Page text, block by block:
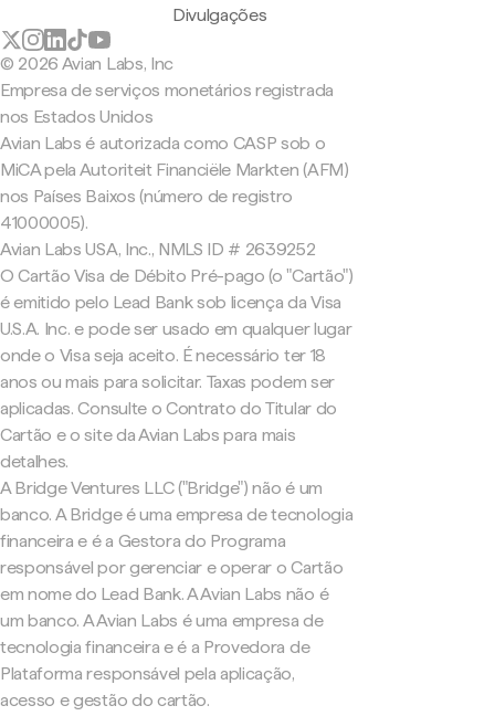
Divulgações
© 2026 Avian Labs, Inc
Empresa de serviços monetários registrada
nos Estados Unidos
Avian Labs é autorizada como CASP sob o
MiCA pela Autoriteit Financiële Markten (AFM)
nos Países Baixos (número de registro
41000005).
Avian Labs USA, Inc., NMLS ID # 2639252
O Cartão Visa de Débito Pré-pago (o "Cartão")
é emitido pelo Lead Bank sob licença da Visa
U.S.A. Inc. e pode ser usado em qualquer lugar
onde o Visa seja aceito. É necessário ter 18
anos ou mais para solicitar. Taxas podem ser
aplicadas. Consulte o Contrato do Titular do
Cartão e o site da Avian Labs para mais
detalhes.
A Bridge Ventures LLC ("Bridge") não é um
banco. A Bridge é uma empresa de tecnologia
financeira e é a Gestora do Programa
responsável por gerenciar e operar o Cartão
em nome do Lead Bank. A Avian Labs não é
um banco. A Avian Labs é uma empresa de
tecnologia financeira e é a Provedora de
Plataforma responsável pela aplicação,
acesso e gestão do cartão.